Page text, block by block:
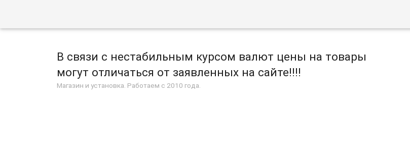
В связи с нестабильным курсом валют цены на товары
могут отличаться от заявленных на сайте!!!!
Магазин и установка. Работаем с 2010 года.